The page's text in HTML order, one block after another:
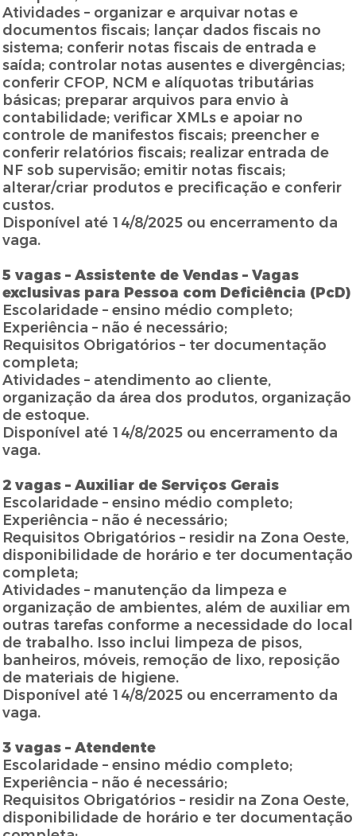
Atividades – organizar e arquivar notas e
documentos fiscais; lançar dados fiscais no
sistema; conferir notas fiscais de entrada e
saída; controlar notas ausentes e divergências;
conferir CFOP, NCM e alíquotas tributárias
básicas; preparar arquivos para envio à
contabilidade; verificar XMLs e apoiar no
controle de manifestos fiscais; preencher e
conferir relatórios fiscais; realizar entrada de
NF sob supervisão; emitir notas fiscais;
alterar/criar produtos e precificação e conferir
custos.
Disponível até 14/8/2025 ou encerramento da
vaga.
5 vagas – Assistente de Vendas – Vagas
exclusivas para Pessoa com Deficiência (PcD)
Escolaridade – ensino médio completo;
Experiência – não é necessário;
Requisitos Obrigatórios – ter documentação
completa;
Atividades – atendimento ao cliente,
organização da área dos produtos, organização
de estoque.
Disponível até 14/8/2025 ou encerramento da
vaga.
2 vagas – Auxiliar de Serviços Gerais
Escolaridade – ensino médio completo;
Experiência – não é necessário;
Requisitos Obrigatórios – residir na Zona Oeste,
disponibilidade de horário e ter documentação
completa;
Atividades – manutenção da limpeza e
organização de ambientes, além de auxiliar em
outras tarefas conforme a necessidade do local
de trabalho. Isso inclui limpeza de pisos,
banheiros, móveis, remoção de lixo, reposição
de materiais de higiene.
Disponível até 14/8/2025 ou encerramento da
vaga.
3 vagas – Atendente
Escolaridade – ensino médio completo;
Experiência – não é necessário;
Requisitos Obrigatórios – residir na Zona Oeste,
disponibilidade de horário e ter documentação